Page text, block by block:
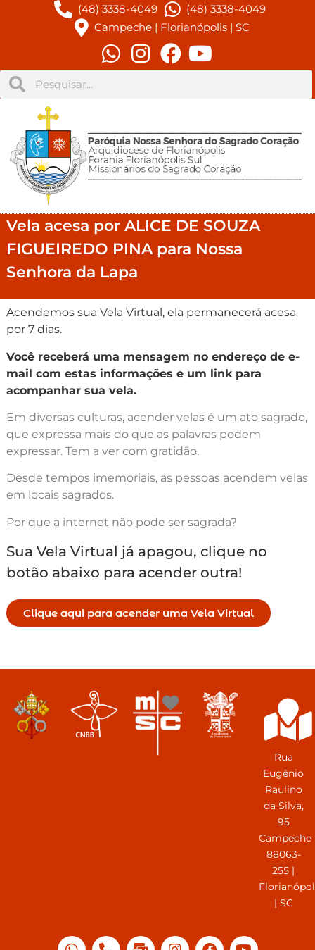
(48) 3338-4049
(48) 3338-4049
Campeche | Florianópolis | SC
Vela acesa por ALICE DE SOUZA
FIGUEIREDO PINA para Nossa
Senhora da Lapa
Acendemos sua Vela Virtual, ela permanecerá acesa
por 7 dias.
Você receberá uma mensagem no endereço de e-
mail com estas informações e um link para
acompanhar sua vela.
Em diversas culturas, acender velas é um ato sagrado,
que expressa mais do que as palavras podem
expressar. Tem a ver com gratidão.
Desde tempos imemoriais, as pessoas acendem velas
em locais sagrados.
Por que a internet não pode ser sagrada?
Sua Vela Virtual já apagou, clique no
botão abaixo para acender outra!
Clique aqui para acender uma Vela Virtual
Rua
Eugênio
Raulino
da Silva,
95
Campeche
88063-
255 |
| SC